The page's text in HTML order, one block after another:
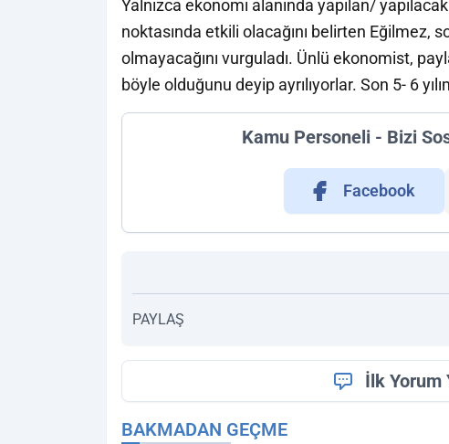
Yalnızca ekonomi alanında yapılan/
noktasında etkili olacağını belirten Eğilmez,
olmayacağını vurguladı. Ünlü ekonomist,
böyle olduğunu deyip ayrılıyorlar. Son 5- 6
Kamu Personeli - Bizi
Facebook
PAYLAŞ
İlk Yorum
BAKMADAN GEÇME